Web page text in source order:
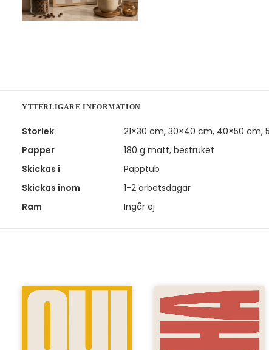
YTTERLIGARE INFORMATION
Storlek
21×30 cm, 30×40 cm, 40×50 cm,
Papper
180 g matt, bestruket
Skickas i
Papptub
Skickas inom
1-2 arbetsdagar
Ram
Ingår ej